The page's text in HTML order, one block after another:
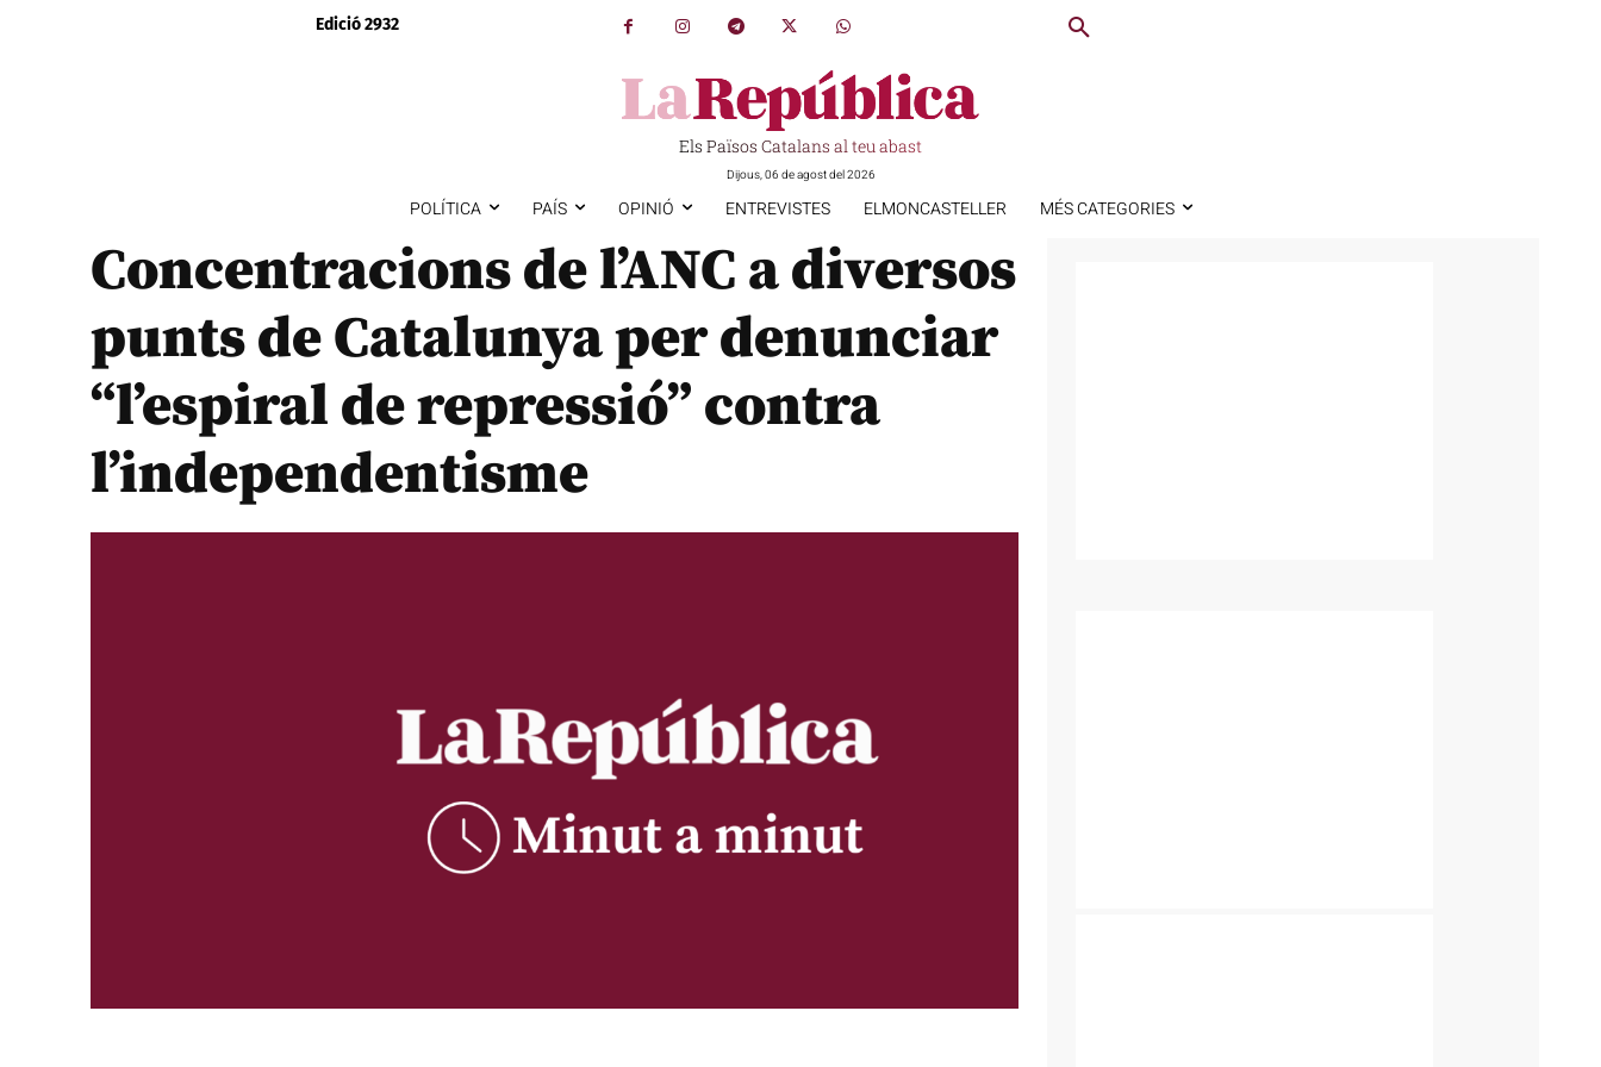
Edició 2932
Els Països Catalans al teu abast
Dijous, 06 de agost del 2026
POLÍTICA PAÍS OPINIÓ ENTREVISTES ELMONCASTELLER MÉS CATEGORIES
Concentracions de l’ANC a diversos
punts de Catalunya per denunciar
“l’espiral de repressió” contra
l’independentisme